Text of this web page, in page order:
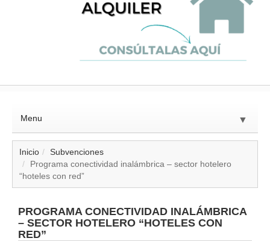
Menu ▼
▼
Inicio
Subvenciones
Programa conectividad inalámbrica – sector hotelero
“hoteles con red”
PROGRAMA CONECTIVIDAD INALÁMBRICA
– SECTOR HOTELERO “HOTELES CON
RED”